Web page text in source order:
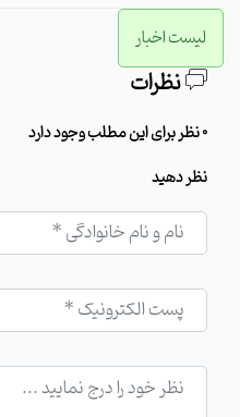
لیست اخبار
نظرات
0 نظر برای این مطلب وجود دارد
نظر دهید